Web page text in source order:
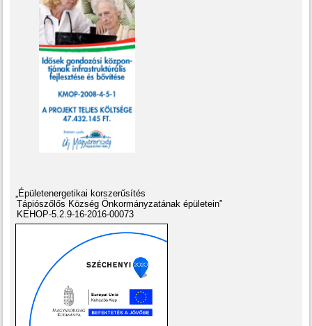
„Épületenergetikai korszerűsítés
Tápiószőlős Község Önkormányzatának épületein”
KEHOP-5.2.9-16-2016-00073